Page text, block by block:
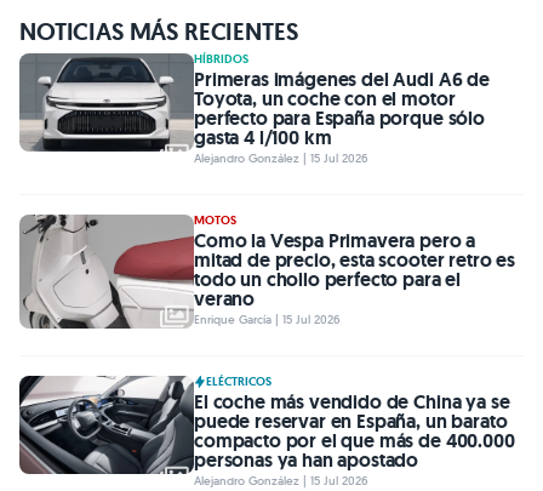
NOTICIAS MÁS RECIENTES
HÍBRIDOS
Primeras imágenes del Audi A6 de
Toyota, un coche con el motor
perfecto para España porque sólo
gasta 4 l/100 km
Alejandro González | 15 Jul 2026
MOTOS
Como la Vespa Primavera pero a
mitad de precio, esta scooter retro es
todo un chollo perfecto para el
verano
Enrique García | 15 Jul 2026
ELÉCTRICOS
El coche más vendido de China ya se
puede reservar en España, un barato
compacto por el que más de 400.000
personas ya han apostado
Alejandro González | 15 Jul 2026